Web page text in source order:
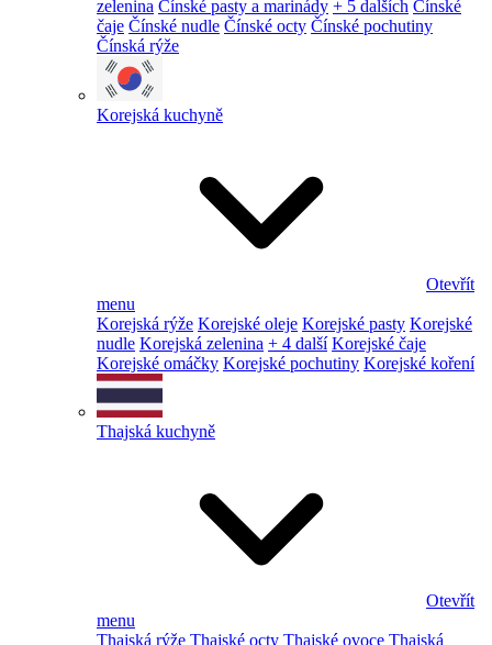
zelenina Čínské pasty a marinády + 5 dalších Čínské
čaje Čínské nudle Čínské octy Čínské pochutiny
Čínská rýže
Korejská kuchyně
Otevřít
menu
Korejská rýže Korejské oleje Korejské pasty Korejské
nudle Korejská zelenina + 4 další Korejské čaje
Korejské omáčky Korejské pochutiny Korejské koření
Thajská kuchyně
Otevřít
menu
Thajská rýže Thajské octy Thajské ovoce Thajská